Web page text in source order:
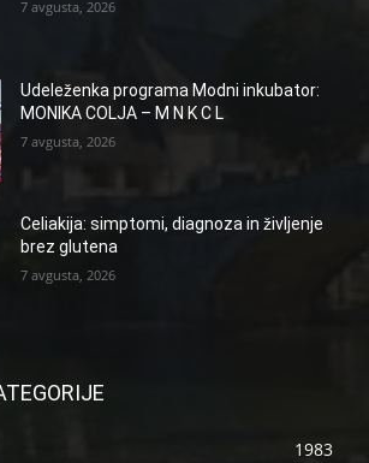
7 avgusta, 2026
Udeleženka programa Modni inkubator:
MONIKA COLJA – M N K C L
7 avgusta, 2026
Celiakija: simptomi, diagnoza in življenje
brez glutena
7 avgusta, 2026
1983